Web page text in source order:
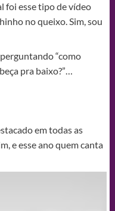
foi esse tipo de vídeo
no queixo. Sim, sou
“como
pra baixo?”…
em todas as
e esse ano quem canta